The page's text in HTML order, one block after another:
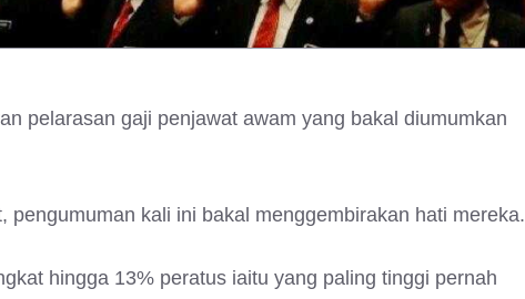
pelarasan gaji penjawat awam yang bakal diumumkan
pengumuman kali ini bakal menggembirakan hati mereka.
hingga 13% peratus iaitu yang paling tinggi pernah